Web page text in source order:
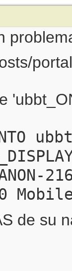
de su